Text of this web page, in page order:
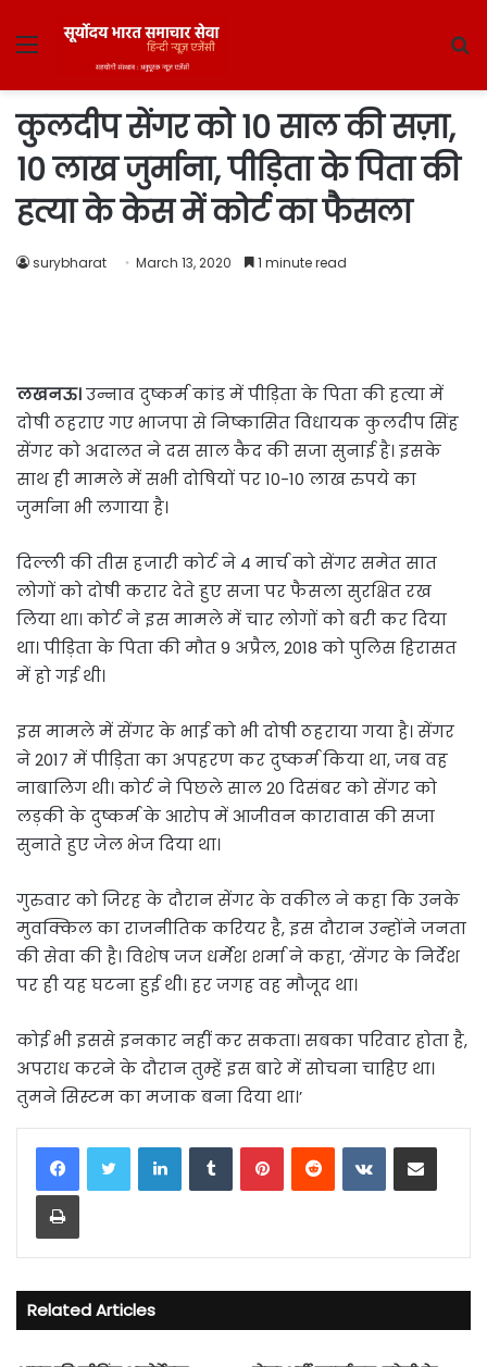
Menu
कुलदीप सेंगर को 10 साल की सज़ा,
10 लाख जुर्माना, पीड़िता के पिता की
हत्या के केस में कोर्ट का फैसला
surybharat March 13, 2020 1 minute read
लखनऊ।उन्नाव दुष्कर्म कांड में पीड़िता के पिता की हत्या में
दोषी ठहराए गए भाजपा से निष्कासित विधायक कुलदीप सिंह
सेंगर को अदालत ने दस साल कैद की सजा सुनाई है। इसके
साथ ही मामले में सभी दोषियों पर 10-10 लाख रुपये का
जुर्माना भी लगाया है।
दिल्ली की तीस हजारी कोर्ट ने 4 मार्च को सेंगर समेत सात
लोगों को दोषी करार देते हुए सजा पर फैसला सुरक्षित रख
लिया था। कोर्ट ने इस मामले में चार लोगों को बरी कर दिया
था। पीड़िता के पिता की मौत 9 अप्रैल, 2018 को पुलिस हिरासत
में हो गई थी।
इस मामले में सेंगर के भाई को भी दोषी ठहराया गया है। सेंगर
ने 2017 में पीड़िता का अपहरण कर दुष्कर्म किया था, जब वह
नाबालिग थी। कोर्ट ने पिछले साल 20 दिसंबर को सेंगर को
लड़की के दुष्कर्म के आरोप में आजीवन कारावास की सजा
सुनाते हुए जेल भेज दिया था।
गुरुवार को जिरह के दौरान सेंगर के वकील ने कहा कि उनके
मुवक्किल का राजनीतिक करियर है, इस दौरान उन्होंने जनता
की सेवा की है। विशेष जज धर्मेश शर्मा ने कहा, ‘सेंगर के निर्देश
पर ही यह घटना हुई थी। हर जगह वह मौजूद था।
कोई भी इससे इनकार नहीं कर सकता। सबका परिवार होता है,
अपराध करने के दौरान तुम्हें इस बारे में सोचना चाहिए था।
तुमने सिस्टम का मजाक बना दिया था।’
LinkedInTumblrPinterestReddit VKontakteShare via Email
Print
Related Articles